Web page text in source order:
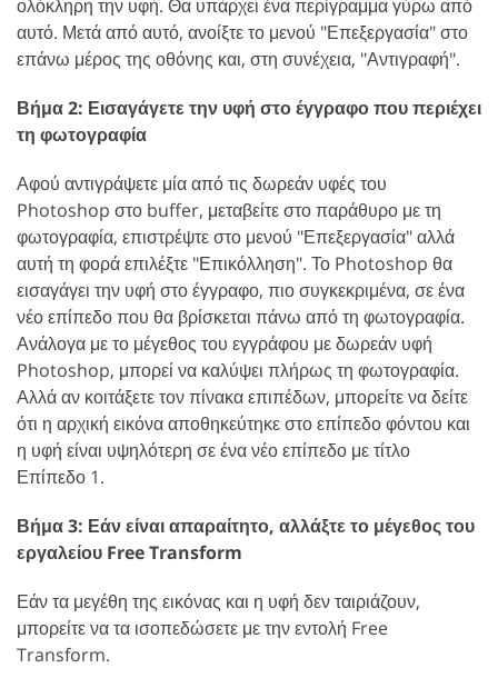
ολόκληρη την υφή. Θα υπάρχει ένα περίγραμμα γύρω από
αυτό. Μετά από αυτό, ανοίξτε το μενού "Επεξεργασία" στο
επάνω μέρος της οθόνης και, στη συνέχεια, "Αντιγραφή".
Βήμα 2: Εισαγάγετε την υφή στο έγγραφο που περιέχει
τη φωτογραφία
Αφού αντιγράψετε μία από τις δωρεάν υφές του
Photoshop στο buffer, μεταβείτε στο παράθυρο με τη
φωτογραφία, επιστρέψτε στο μενού "Επεξεργασία" αλλά
αυτή τη φορά επιλέξτε "Επικόλληση". Το Photoshop θα
εισαγάγει την υφή στο έγγραφο, πιο συγκεκριμένα, σε ένα
νέο επίπεδο που θα βρίσκεται πάνω από τη φωτογραφία.
Ανάλογα με το μέγεθος του εγγράφου με δωρεάν υφή
Photoshop, μπορεί να καλύψει πλήρως τη φωτογραφία.
Αλλά αν κοιτάξετε τον πίνακα επιπέδων, μπορείτε να δείτε
ότι η αρχική εικόνα αποθηκεύτηκε στο επίπεδο φόντου και
η υφή είναι υψηλότερη σε ένα νέο επίπεδο με τίτλο
Επίπεδο 1.
Βήμα 3: Εάν είναι απαραίτητο, αλλάξτε το μέγεθος του
εργαλείου Free Transform
Εάν τα μεγέθη της εικόνας και η υφή δεν ταιριάζουν,
μπορείτε να τα ισοπεδώσετε με την εντολή Free
Transform.